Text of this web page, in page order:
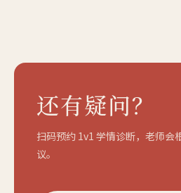
还有疑问？
扫码预约 1v1 学情诊断，老师会
议。